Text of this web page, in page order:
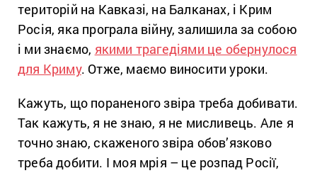
територій на Кавказі, на Балканах, і Крим
Росія, яка програла війну, залишила за собою
і ми знаємо, якими трагедіями це обернулося
для Криму. Отже, маємо виносити уроки.
Кажуть, що пораненого звіра треба добивати.
Так кажуть, я не знаю, я не мисливець. Але я
точно знаю, скаженого звіра обов’язково
треба добити. І моя мрія – це розпад Росії,